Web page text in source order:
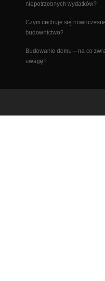
niepotrzebnych wydatków?
Czym cechuje się
budownictwo?
Budowanie domu – na co
uwagę?